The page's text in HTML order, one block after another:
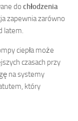
do chłodzenia
zapewnia zarówno
latem.
ciepła może
czasach przy
na systemy
który